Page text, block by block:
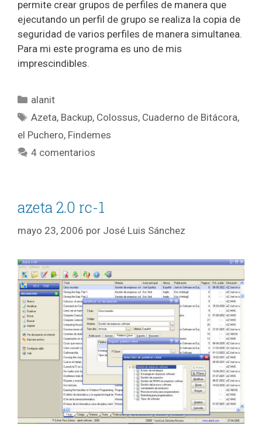
permite crear grupos de perfiles de manera que
ejecutando un perfil de grupo se realiza la copia de
seguridad de varios perfiles de manera simultanea.
Para mi este programa es uno de mis
imprescindibles.
Categorías
alanit
Etiquetas
Azeta, Backup, Colossus, Cuaderno de Bitácora,
el Puchero, Findemes
4 comentarios
azeta 2.0 rc-1
mayo 23, 2006 por José Luis Sánchez